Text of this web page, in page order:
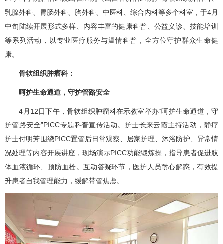
乳腺外科
胃肠外科 胸外科 中医科 综合内科等多个科室，于4月
中旬陆续开展形式多样、内容丰富的健康科普、公益义诊、技能培训
等系列活动，以专业医疗服务与温情科普，全方位守护群众生命健
康。
骨软组织肿瘤科 ：
呵护生命通道，守护管路安全
4月12日下午，骨软组织肿瘤科在示教室举办“呵护生命通道，守
护管路安全”PICC专题科普宣传活动。护士长来云霞主持活动，静疗
护士付明芳围绕PICC置管后日常观察、居家护理、沐浴防护、异常情
况处理等内容开展讲座，现场演示PICC功能锻炼操，指导患者促进肢
体血液循环、预防血栓。互动答疑环节，医护人员耐心解惑，有效提
升患者自我管理能力，缓解带管焦虑。